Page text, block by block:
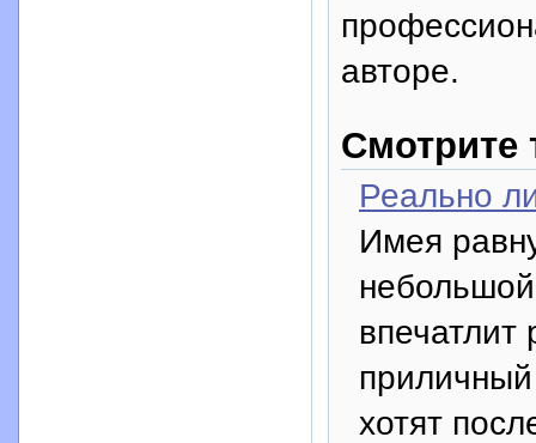
авторе.
Смотрите
Реально
Имея
хотят